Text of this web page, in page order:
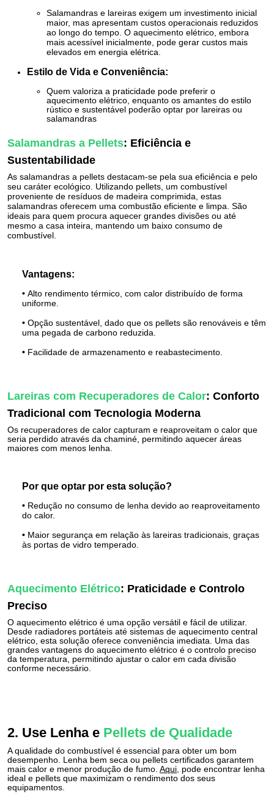
Salamandras e lareiras exigem um investimento inicial
maior, mas apresentam custos operacionais reduzidos
ao longo do tempo. O aquecimento elétrico, embora
mais acessível inicialmente, pode gerar custos mais
elevados em energia elétrica.
Estilo de Vida e Conveniência:
Quem valoriza a praticidade pode preferir o
aquecimento elétrico, enquanto os amantes do estilo
rústico e sustentável poderão optar por lareiras ou
salamandras
Salamandras a Pellets: Eficiência e
Sustentabilidade
As salamandras a pellets destacam-se pela sua eficiência e pelo
seu caráter ecológico. Utilizando pellets, um combustível
proveniente de resíduos de madeira comprimida, estas
salamandras oferecem uma combustão eficiente e limpa. São
ideais para quem procura aquecer grandes divisões ou até
mesmo a casa inteira, mantendo um baixo consumo de
combustível.
Vantagens:
• Alto rendimento térmico, com calor distribuído de forma
uniforme.
• Opção sustentável, dado que os pellets são renováveis e têm
uma pegada de carbono reduzida.
• Facilidade de armazenamento e reabastecimento.
Lareiras com Recuperadores de Calor: Conforto
Tradicional com Tecnologia Moderna
Os recuperadores de calor capturam e reaproveitam o calor que
seria perdido através da chaminé, permitindo aquecer áreas
maiores com menos lenha.
Por que optar por esta solução?
• Redução no consumo de lenha devido ao reaproveitamento
do calor.
• Maior segurança em relação às lareiras tradicionais, graças
às portas de vidro temperado.
Aquecimento Elétrico: Praticidade e Controlo
Preciso
O aquecimento elétrico é uma opção versátil e fácil de utilizar.
Desde radiadores portáteis até sistemas de aquecimento central
elétrico, esta solução oferece conveniência imediata. Uma das
grandes vantagens do aquecimento elétrico é o controlo preciso
da temperatura, permitindo ajustar o calor em cada divisão
conforme necessário.
2. Use Lenha e Pellets de Qualidade
A qualidade do combustível é essencial para obter um bom
desempenho. Lenha bem seca ou pellets certificados garantem
mais calor e menor produção de fumo. Aqui , pode encontrar lenha
ideal e pellets que maximizam o rendimento dos seus
equipamentos.